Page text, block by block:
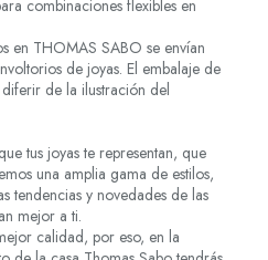
combinaciones flexibles en
en THOMAS SABO se envían
de joyas. El embalaje de
de la ilustración del
tus joyas te representan, que
una amplia gama de estilos,
tendencias y novedades de las
mejor a ti.
calidad, por eso, en la